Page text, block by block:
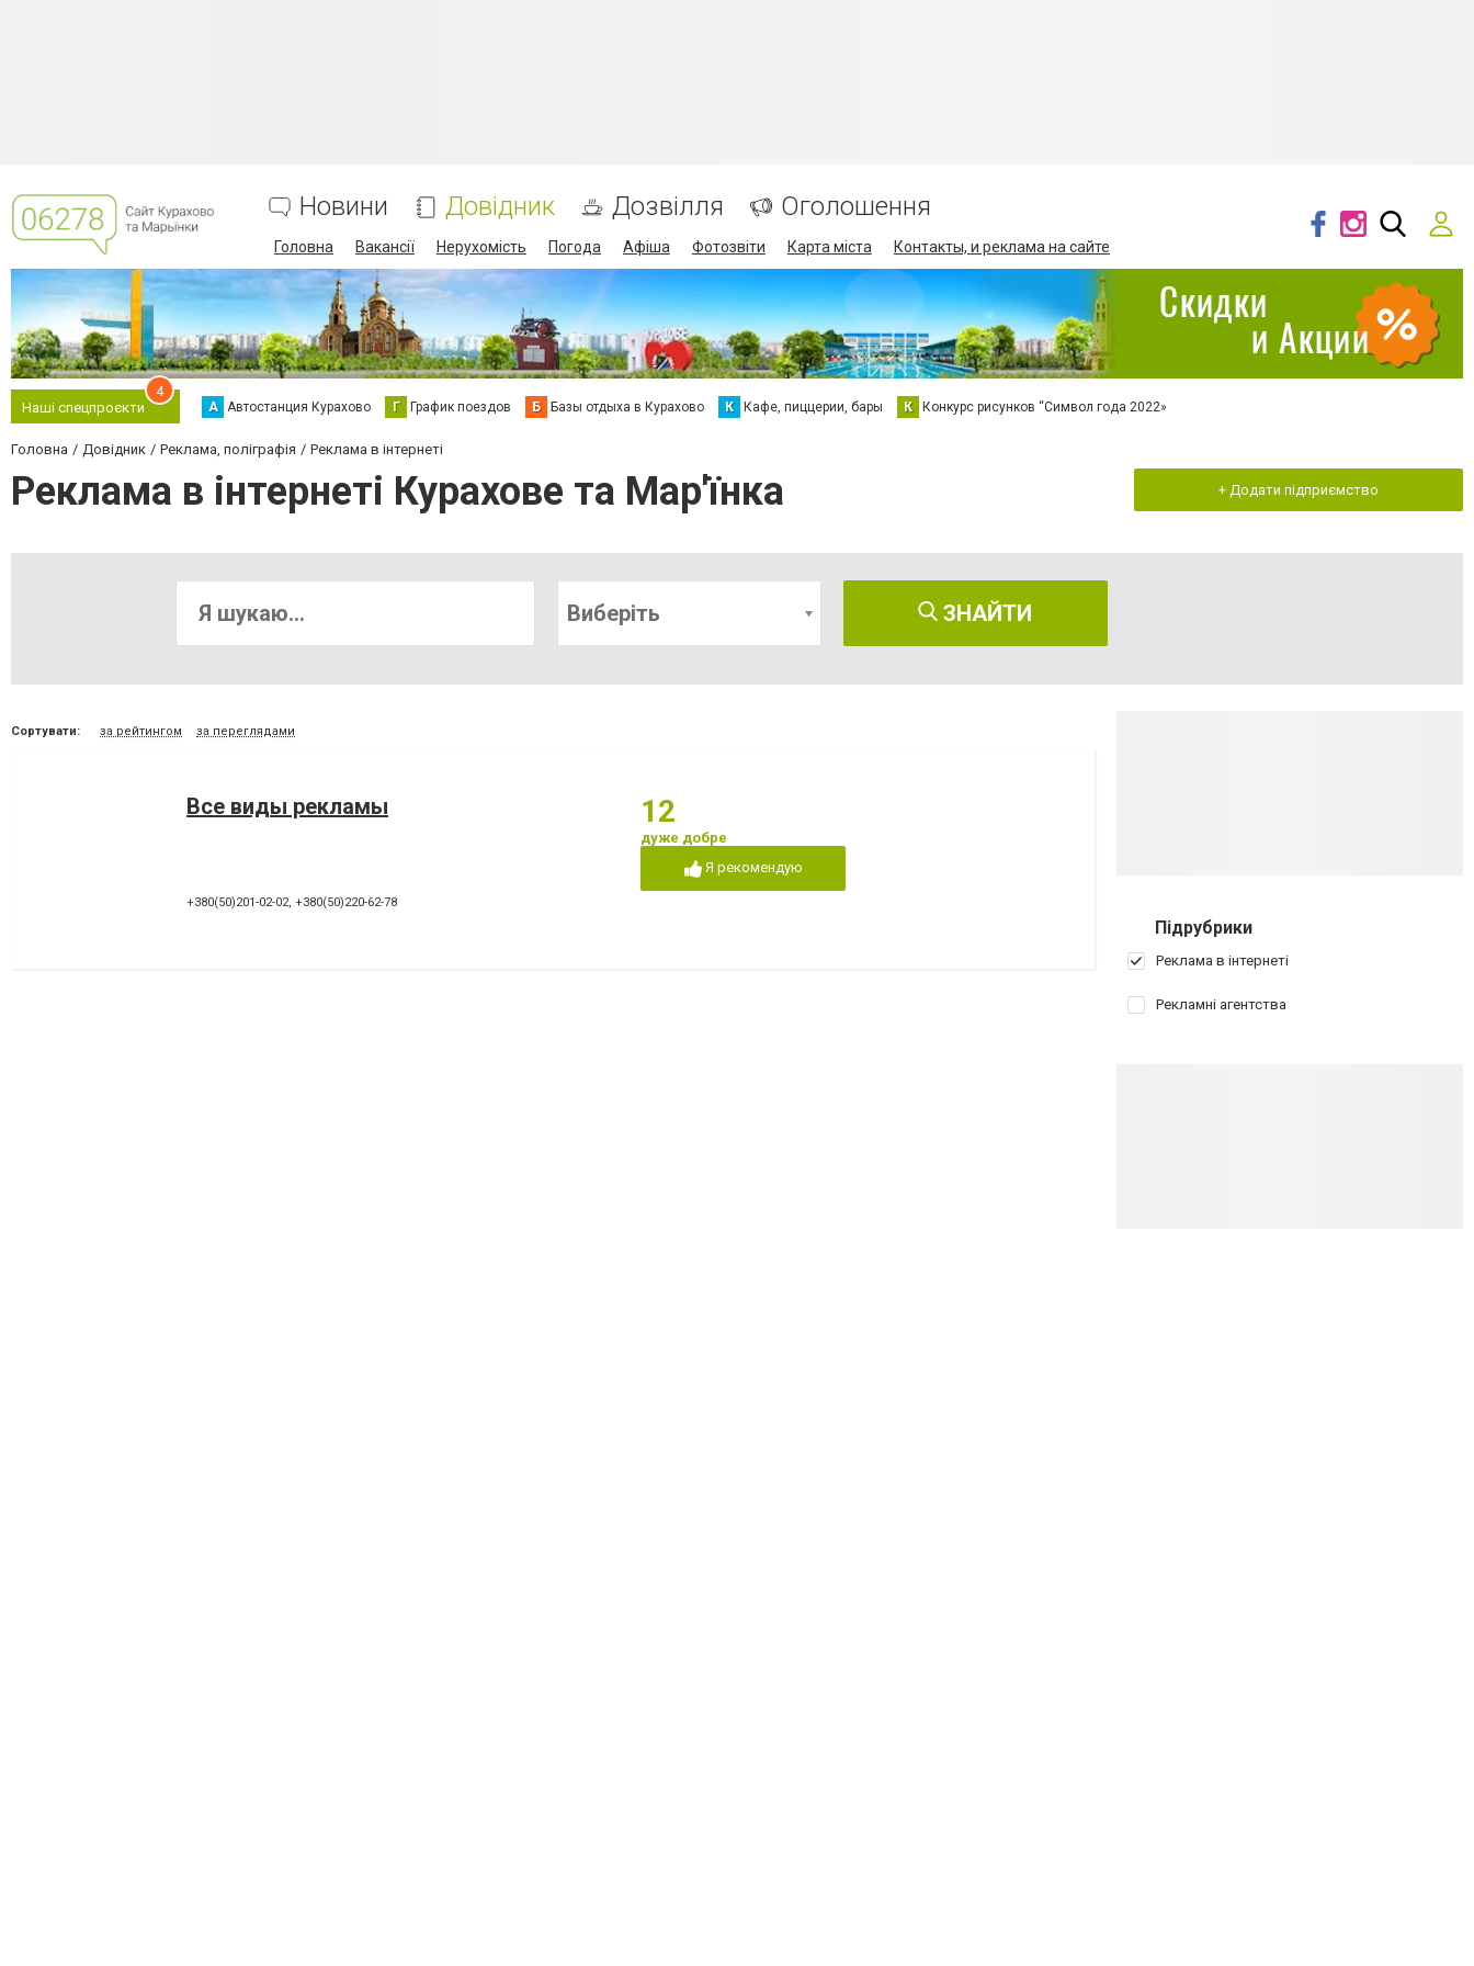
Новини Довідник Дозвілля Оголошення
Головна Вакансії Нерухомість Погода Афіша Фотозвіти Карта міста Контакты, и реклама на сайте
Наші спецпроєкти
4
А Автостанция Курахово Г График поездов Б Базы отдыха в Курахово К Кафе, пиццерии, бары К Конкурс рисунков “Символ года 2022»
Головна Довідник Реклама, поліграфія Реклама в інтернеті
Реклама в інтернеті Курахове та Мар'їнка + Додати підприємство
Виберіть ЗНАЙТИ
Сортувати: за рейтингом за переглядами
Все виды рекламы
+380(50)201-02-02, +380(50)220-62-78
12
дуже добре
Я рекомендую
Підрубрики
Реклама в інтернеті
Рекламні агентства